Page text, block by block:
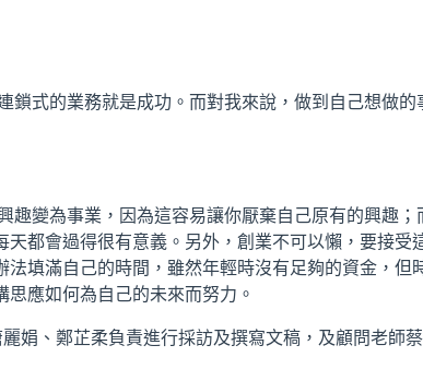
式的業務就是成功。而對我來說，做到自己想做的
變為事業，因為這容易讓你厭棄自己原有的興趣；
都會過得很有意義。另外，創業不可以懶，要接受
填滿自己的時間，雖然年輕時沒有足夠的資金，但
應如何為自己的未來而努力。
娟、鄭芷柔負責進行採訪及撰寫文稿，及顧問老師